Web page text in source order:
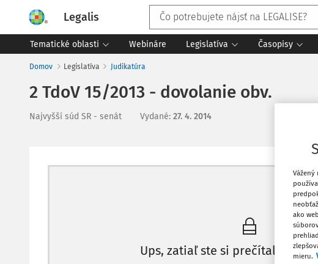
Legalis
Tematické oblasti Webináre Legislatíva Časopisy
Domov Legislatíva Judikatúra
2 TdoV 15/2013 - dovolanie obv.
Najvyšší súd SR - senát Vydané: 27. 4. 2014
Ups, zatiaľ ste si prečítali len
Vážený
ako
mieru.